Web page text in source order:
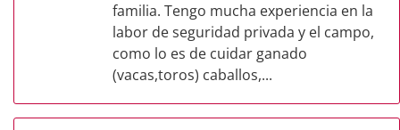
familia. Tengo mucha experiencia en la
labor de seguridad privada y el campo,
como lo es de cuidar ganado
(vacas,toros) caballos,...